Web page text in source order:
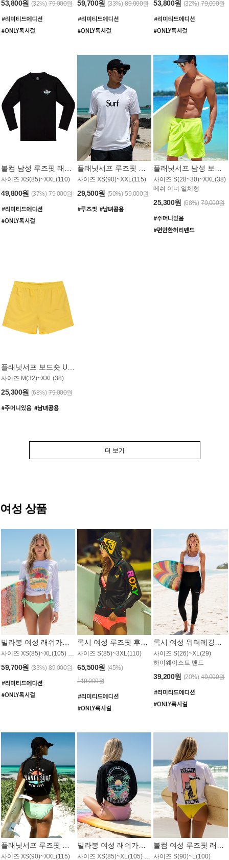
53,800원 (32%) 79,000원 59,700원 (33%) 89,000원 53,800원 (32%) 79,000원
사이즈 XS(85)~XXL(110)
49,800원 (37%) 79,000원
사이즈 XS(90)~XXL(115)
29,500원 (50%) 59,000원
사이즈 S(28~30)~XXL(38)
메쉬 이너 일체형
25,300원 (68%) 79,000원
플래닛서프 보드숏 UMB008YPS
사이즈 M(32)~XXL(38)
25,300원 (68%) 79,000원
더 보기
여성 상품
59,700원 (33%) 89,000원
사이즈 S(85)~3XL(110)
65,500원 (45%)
119,000원
사이즈 S(26)~XL(29)
하이웨이스트 밴드
39,200원 (20%) 49,000원
사이즈 XS(90)~XXL(115) 사이즈 XS(85)~XL(105) / 오버핏 사이즈 S(90)~L(100)